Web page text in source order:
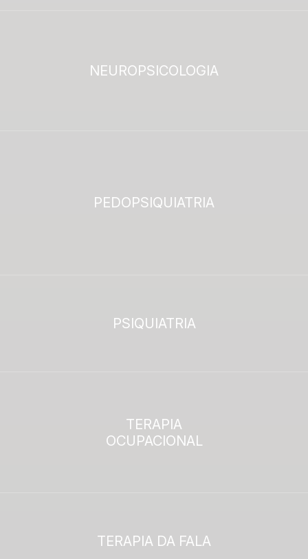
NEUROPSICOLOGIA
PEDOPSIQUIATRIA
PSIQUIATRIA
TERAPIA
OCUPACIONAL
TERAPIA DA FALA